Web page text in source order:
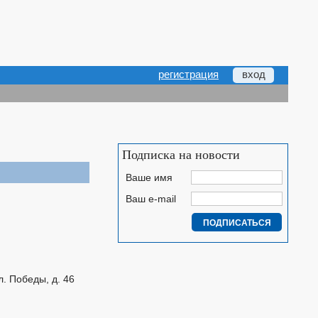
регистрация вход
Победы, д. 46
Подписка на новости
Ваше имя
Ваш e-mail